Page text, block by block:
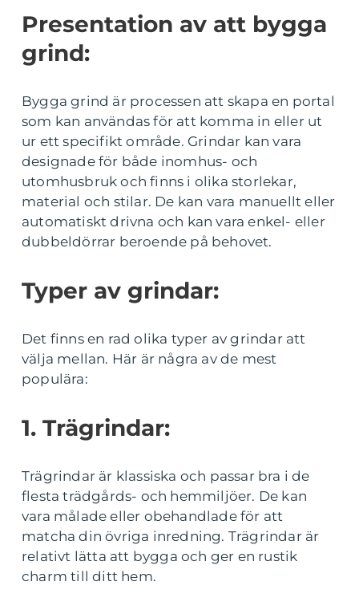
Presentation av att bygga
grind:
Bygga grind är processen att skapa en portal
som kan användas för att komma in eller ut
ur ett specifikt område. Grindar kan vara
designade för både inomhus- och
utomhusbruk och finns i olika storlekar,
material och stilar. De kan vara manuellt eller
automatiskt drivna och kan vara enkel- eller
dubbeldörrar beroende på behovet.
Typer av grindar:
Det finns en rad olika typer av grindar att
välja mellan. Här är några av de mest
populära:
1. Trägrindar:
Trägrindar är klassiska och passar bra i de
flesta trädgårds- och hemmiljöer. De kan
vara målade eller obehandlade för att
matcha din övriga inredning. Trägrindar är
relativt lätta att bygga och ger en rustik
charm till ditt hem.